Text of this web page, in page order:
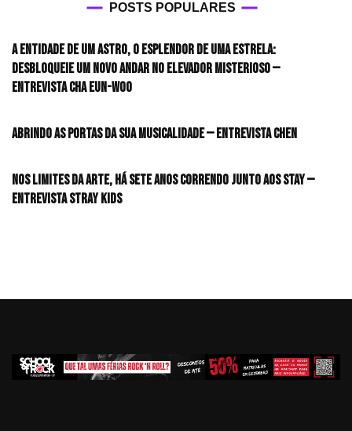
POSTS POPULARES
A entidade de um astro, o esplendor de uma estrela:
desbloqueie um novo andar no elevador misterioso —
Entrevista CHA EUN-WOO
Abrindo as portas da sua musicalidade — Entrevista CHEN
Nos limites da arte, há sete anos correndo junto aos STAY —
Entrevista Stray Kids